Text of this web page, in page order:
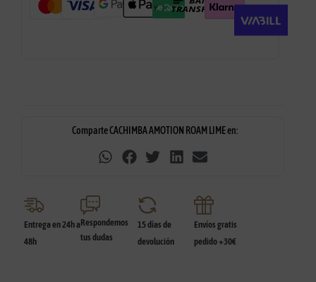
Entrega en 24h a
48h
Respondemos
tus dudas
15 días de
devolución
Envíos gratis
pedido +30€
Comparte CACHIMBA AMOTION ROAM LIME en: